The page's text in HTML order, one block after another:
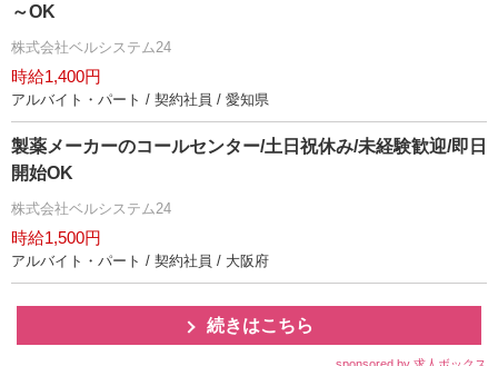
～OK
株式会社ベルシステム24
時給1,400円
アルバイト・パート / 契約社員 / 愛知県
製薬メーカーのコールセンター/土日祝休み/未経験歓迎/即日
開始OK
株式会社ベルシステム24
時給1,500円
アルバイト・パート / 契約社員 / 大阪府
続きはこちら